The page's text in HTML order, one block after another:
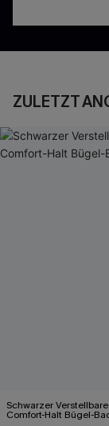
ZULETZT
Schwarzer
Comfort-Halt Bügel-